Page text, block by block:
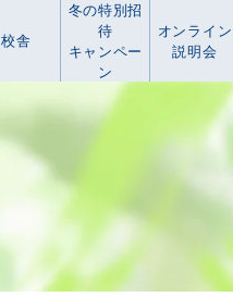
校舎
冬の特別招
待
キャンペー
ン
オンライン
説明会